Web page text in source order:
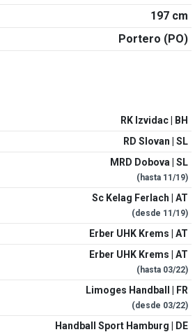
197 cm
Portero (PO)
RK Izvidac | BH
RD Slovan | SL
MRD Dobova | SL
(hasta 11/19)
Sc Kelag Ferlach | AT
(desde 11/19)
Erber UHK Krems | AT
Erber UHK Krems | AT
(hasta 03/22)
Limoges Handball | FR
(desde 03/22)
Handball Sport Hamburg | DE